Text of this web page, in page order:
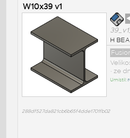
W10x39 v1
H
• ze
Umístil:
288df527da821cb6b65f4dde1701fb02